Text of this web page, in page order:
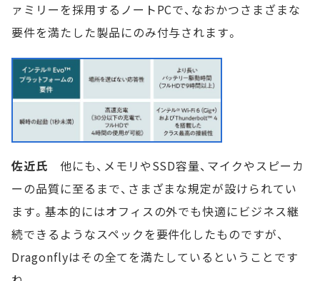
ァミリーを採用するノートPCで、なおかつさまざまな
要件を満たした製品にのみ付与されます。
佐近氏 他にも、メモリやSSD容量、マイクやスピーカ
ーの品質に至るまで、さまざまな規定が設けられてい
ます。基本的にはオフィスの外でも快適にビジネス継
続できるようなスペックを要件化したものですが、
Dragonflyはその全てを満たしているということです